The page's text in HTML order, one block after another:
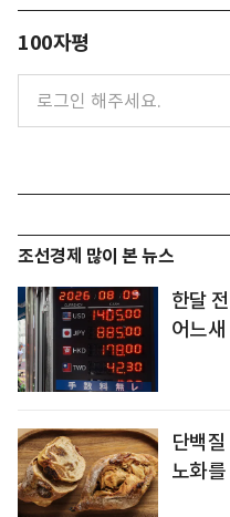
100자평
조선경제 많이 본 뉴스
한달
어느
단백
노화